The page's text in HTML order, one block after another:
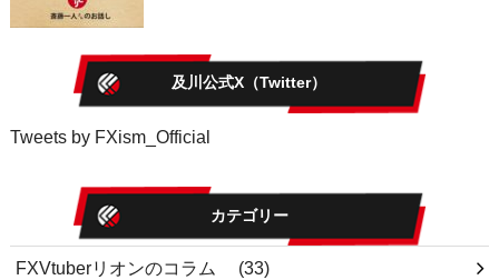
及川公式X（Twitter）
Tweets by FXism_Official
カテゴリー
FXVtuberリオンのコラム (33)